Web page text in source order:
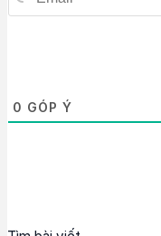
0 GÓP Ý